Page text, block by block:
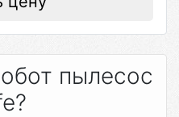
пылесос